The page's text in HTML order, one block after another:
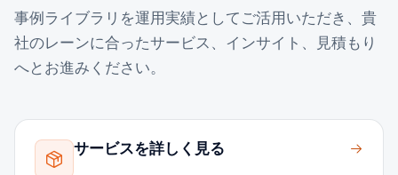
事例ライブラリを運用実績としてご活用いただき、貴
社のレーンに合ったサービス、インサイト、見積もり
へとお進みください。
サービスを詳しく見る